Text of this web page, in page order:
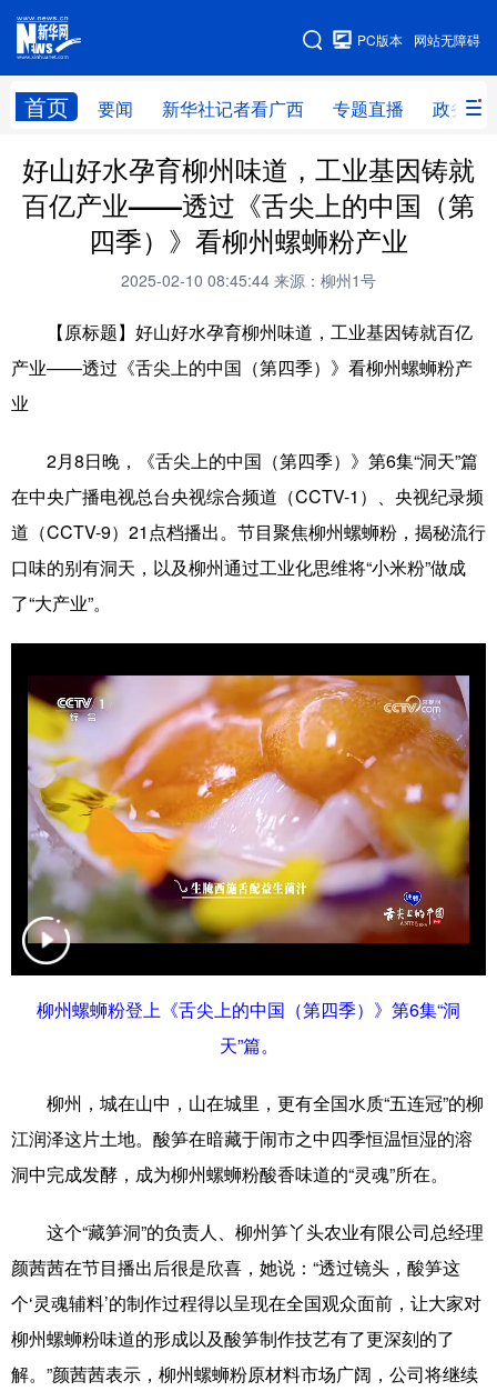
网站无障碍
PC版本
首页 要闻 新华社记者看广西 专题直播 政务信
网站地图
广西频道
要闻 新华社记者 专题直播 政务信息
图片新闻 壮美广西
新华网导航
台湾 思客智库 全球连线 教育
科技 科普 体育 文化
健康 军事 访谈 视频
食品 人居 信息化 乡村振兴
溯源中国 城市 旅游 能源
会展 彩票 娱乐 时尚
悦读 公益 书画 一带一路
亚太网 上市公司 文化产业
地方频道
山东 河南 湖北 湖南
广东 广西 海南 重庆
四川 贵州 云南 西藏
陕西 甘肃 青海 宁夏
好山好水孕育柳州味道，工业基因铸就
百亿产业——透过《舌尖上的中国（第
四季）》看柳州螺蛳粉产业
2025-02-10 08:45:44 来源：柳州1号
【原标题】好山好水孕育柳州味道，工业基因铸就百亿
产业——透过《舌尖上的中国（第四季）》看柳州螺蛳粉产
业
2月8日晚，《舌尖上的中国（第四季）》第6集“洞天”篇
在中央广播电视总台央视综合频道（CCTV-1）、央视纪录频
道（CCTV-9）21点档播出。节目聚焦柳州螺蛳粉，揭秘流行
口味的别有洞天，以及柳州通过工业化思维将“小米粉”做成
了“大产业”。
柳州螺蛳粉登上《舌尖上的中国（第四季）》第6集“洞
天”篇。
柳州，城在山中，山在城里，更有全国水质“五连冠”的柳
江润泽这片土地。酸笋在暗藏于闹市之中四季恒温恒湿的溶
洞中完成发酵，成为柳州螺蛳粉酸香味道的“灵魂”所在。
这个“藏笋洞”的负责人、柳州笋丫头农业有限公司总经理
颜茜茜在节目播出后很是欣喜，她说：“透过镜头，酸笋这
个‘灵魂辅料’的制作过程得以呈现在全国观众面前，让大家对
柳州螺蛳粉味道的形成以及酸笋制作技艺有了更深刻的了
解。”颜茜茜表示，柳州螺蛳粉原材料市场广阔，公司将继续